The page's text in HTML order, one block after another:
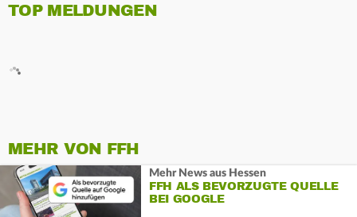
TOP MELDUNGEN
MEHR VON FFH
Mehr News aus Hessen
FFH ALS BEVORZUGTE QUELLE
BEI GOOGLE